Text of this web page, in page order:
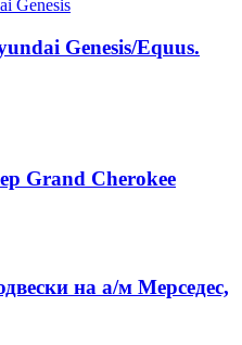
Genesis/Equus.
Grand Cherokee
на а/м Мерседес,